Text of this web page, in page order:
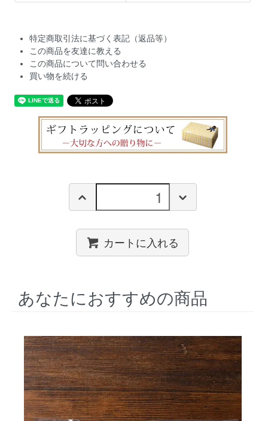
特定商取引法に基づく表記（返品等）
この商品を友達に教える
この商品について問い合わせる
買い物を続ける
カートに入れる
あなたにおすすめの商品